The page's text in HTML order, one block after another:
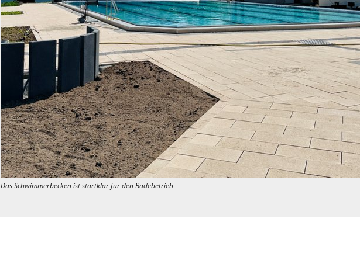
Das Schwimmerbecken ist startklar für den Badebetrieb